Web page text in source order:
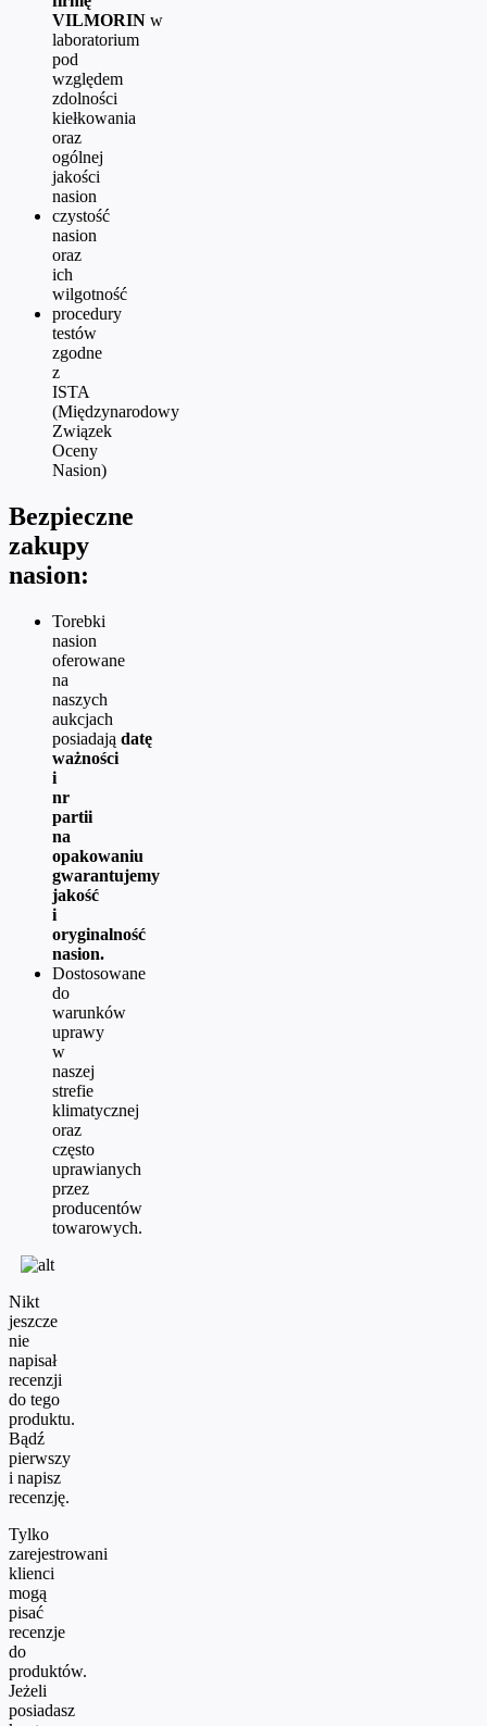
VILMORIN w
laboratorium
pod
względem
zdolności
kiełkowania
oraz
ogólnej
jakości
nasion
czystość
nasion
oraz
ich
wilgotność
procedury
testów
zgodne
z
ISTA
(Międzynarodowy
Związek
Oceny
Nasion)
Bezpieczne
zakupy
nasion:
Torebki
nasion
oferowane
na
naszych
aukcjach
posiadają datę
ważności
i
nr
partii
na
opakowaniu
gwarantujemy
jakość
i
oryginalność
nasion.
Dostosowane
do
warunków
uprawy
w
naszej
strefie
klimatycznej
oraz
często
uprawianych
przez
producentów
towarowych.
Nikt
jeszcze
nie
napisał
recenzji
do tego
produktu.
Bądź
pierwszy
i napisz
recenzję.
Tylko
zarejestrowani
klienci
mogą
pisać
recenzje
do
produktów.
Jeżeli
posiadasz